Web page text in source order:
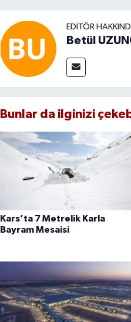
EDITÖR
Betül
Bunlar da ilginizi
Kars’ta 7 Metrelik Karla
Bayram Mesaisi